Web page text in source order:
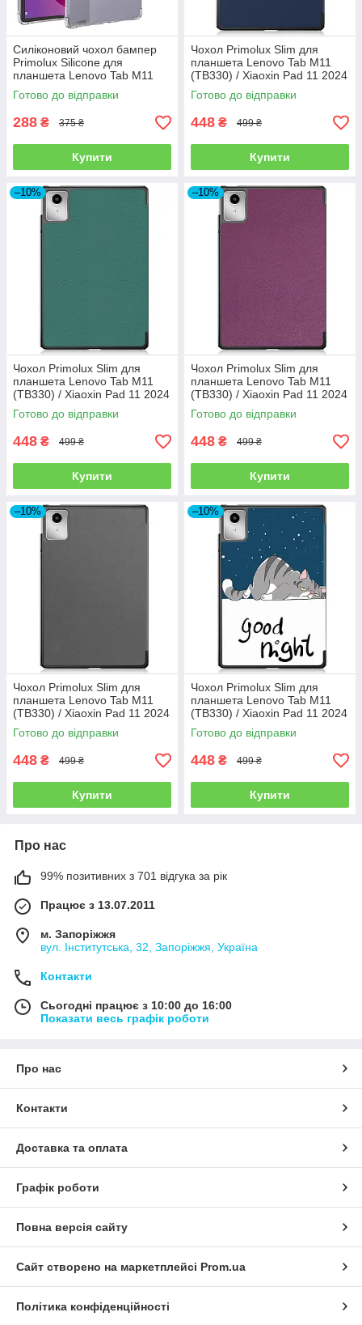
Силіконовий чохол бампер
Primolux Silicone для
планшета Lenovo Tab M11
(TB330) / Xiaoxin Pad 11 2024
(TB331) - Clear
Готово до відправки
288 ₴ 375 ₴
Купити
Чохол Primolux Slim для
планшета Lenovo Tab M11
(TB330) / Xiaoxin Pad 11 2024
(TB331) - Dark Blue
Готово до відправки
448 ₴ 499 ₴
Купити
–10%
Чохол Primolux Slim для
планшета Lenovo Tab M11
(TB330) / Xiaoxin Pad 11 2024
(TB331) - Dark Green
Готово до відправки
448 ₴ 499 ₴
Купити
–10%
Чохол Primolux Slim для
планшета Lenovo Tab M11
(TB330) / Xiaoxin Pad 11 2024
(TB331) - Purple
Готово до відправки
448 ₴ 499 ₴
Купити
–10%
Чохол Primolux Slim для
планшета Lenovo Tab M11
(TB330) / Xiaoxin Pad 11 2024
(TB331) - Grey
Готово до відправки
448 ₴ 499 ₴
Купити
–10%
Чохол Primolux Slim для
планшета Lenovo Tab M11
(TB330) / Xiaoxin Pad 11 2024
(TB331) - Good Night
Готово до відправки
448 ₴ 499 ₴
Купити
Про нас
99% позитивних з 701 відгука за рік
Працює з 13.07.2011
м. Запоріжжя
вул. Інститутська, 32, Запоріжжя, Україна
Контакти
Сьогодні працює з 10:00 до 16:00
Показати весь графік роботи
Про нас
Контакти
Доставка та оплата
Графік роботи
Повна версія сайту
Сайт створено на маркетплейсі Prom.ua
Політика конфіденційності